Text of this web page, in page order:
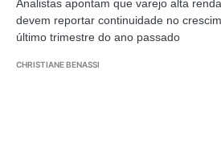
Analistas apontam que varejo alta
devem reportar continuidade no
último trimestre do ano passado
CHRISTIANE BENASSI